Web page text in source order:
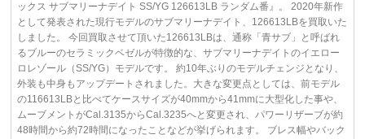
ックス サブマリーナデイト SS/YG 126613LB ランダム番』。 2020年新作
として発表された現行モデルのサブマリーナデイト、126613LBを買取いた
しました。 今回買取させて頂いた126613LBは、通称「青サブ」と呼ばれ
るブルーのセラミックベゼルが特徴的な、サブマリーナデイトのイエロー
ロレゾール（SS/YG）モデルです。 約10年ぶりのモデルチェンジとなり、
外装も中身もアップデートされました。大きな変更点としては、前モデル
の116613LBと比べてケースサイズが40mmから41mmに大型化した事や、
ムーブメントがCal.3135からCal.3235へと変更され、パワーリザーブが約
48時間から約72時間になったことなどが挙げられます。 ブレス幅やバック